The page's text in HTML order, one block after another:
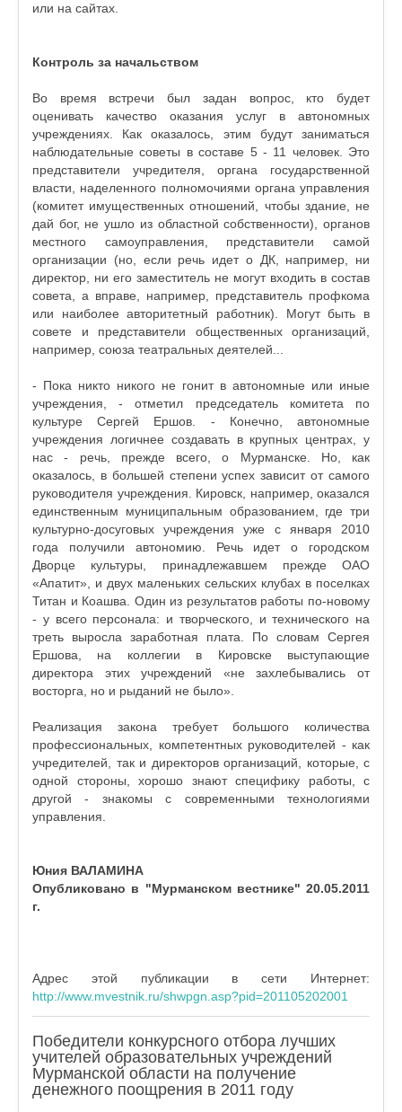
или на сайтах.
Контроль за начальством
Во время встречи был задан вопрос, кто будет
оценивать качество оказания услуг в автономных
учреждениях. Как оказалось, этим будут заниматься
наблюдательные советы в составе 5 - 11 человек. Это
представители учредителя, органа государственной
власти, наделенного полномочиями органа управления
(комитет имущественных отношений, чтобы здание, не
дай бог, не ушло из областной собственности), органов
местного самоуправления, представители самой
организации (но, если речь идет о ДК, например, ни
директор, ни его заместитель не могут входить в состав
совета, а вправе, например, представитель профкома
или наиболее авторитетный работник). Могут быть в
совете и представители общественных организаций,
например, союза театральных деятелей...
- Пока никто никого не гонит в автономные или иные
учреждения, - отметил председатель комитета по
культуре Сергей Ершов. - Конечно, автономные
учреждения логичнее создавать в крупных центрах, у
нас - речь, прежде всего, о Мурманске. Но, как
оказалось, в большей степени успех зависит от самого
руководителя учреждения. Кировск, например, оказался
единственным муниципальным образованием, где три
культурно-досуговых учреждения уже с января 2010
года получили автономию. Речь идет о городском
Дворце культуры, принадлежавшем прежде ОАО
«Апатит», и двух маленьких сельских клубах в поселках
Титан и Коашва. Один из результатов работы по-новому
- у всего персонала: и творческого, и технического на
треть выросла заработная плата. По словам Сергея
Ершова, на коллегии в Кировске выступающие
директора этих учреждений «не захлебывались от
восторга, но и рыданий не было».
Реализация закона требует большого количества
профессиональных, компетентных руководителей - как
учредителей, так и директоров организаций, которые, с
одной стороны, хорошо знают специфику работы, с
другой - знакомы с современными технологиями
управления.
Юния ВАЛАМИНА
Опубликовано в "Мурманском вестнике" 20.05.2011
г.
Адрес этой публикации в сети Интернет:
http://www.mvestnik.ru/shwpgn.asp?pid=201105202001
Победители конкурсного отбора лучших
учителей образовательных учреждений
Мурманской области на получение
денежного поощрения в 2011 году